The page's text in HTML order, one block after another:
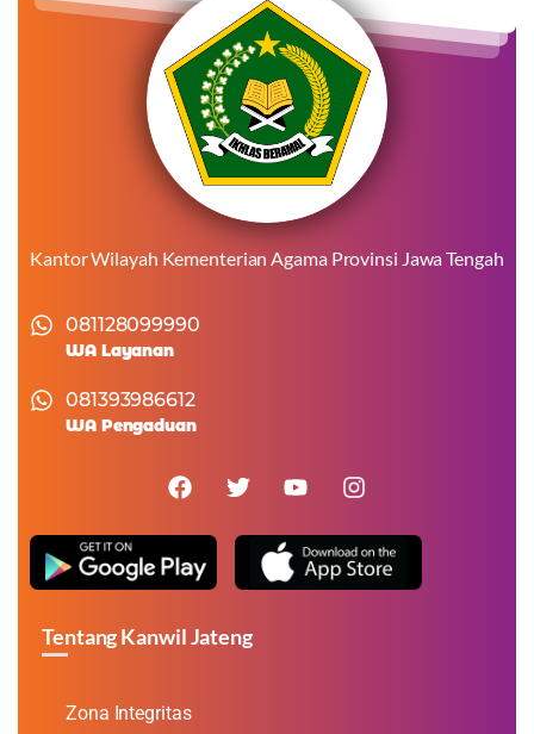
Kantor Wilayah Kementerian Agama Provinsi Jawa Tengah
081128099990
WA Layanan
081393986612
WA Pengaduan
Tentang Kanwil Jateng
Zona Integritas